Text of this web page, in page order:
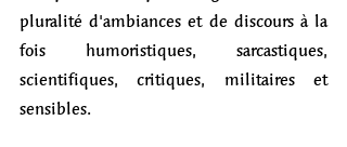
pluralité d'ambiances et de discours à la
fois humoristiques, sarcastiques,
scientifiques, critiques, militaires et
sensibles.